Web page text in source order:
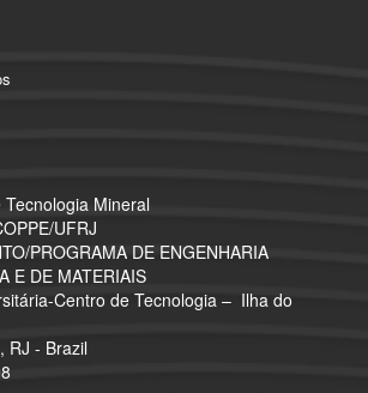
Mineral
UFRJ
PROGRAMA DE ENGENHARIA
E DE MATERIAIS
Centro de Tecnologia – Ilha do
RJ - Brazil